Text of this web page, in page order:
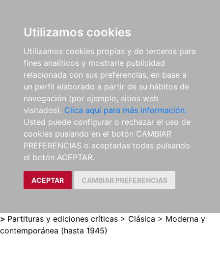
Utilizamos cookies
Utilizamos cookies propias y de terceros para
fines analíticos y mostrarle publicidad
relacionada con sus preferencias, en base a
un perfil elaborado a partir de su hábitos de
navegación (por ejemplo, sitios web
visitados). Clica aquí para más información.
Usted puede configurar o rechazar el uso de
cookies puslando en el botón CAMBIAR
PREFERENCIAS o aceptarlas todas pulsando
el botón ACEPTAR.
ACEPTAR CAMBIAR PREFERENCIAS
> Partituras y ediciones críticas > Clásica > Moderna y
contemporánea (hasta 1945)